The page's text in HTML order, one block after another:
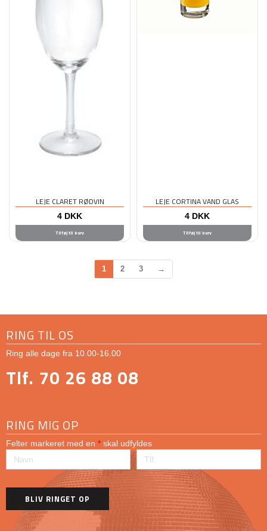
LEJE CLARET RØDVIN
4 DKK
Tilføj til kurv
LEJE CORTINA VAND GLAS
4 DKK
Tilføj til kurv
1 2 3 →
RING TIL OS
Ring alle dage fra 10.00-16.00
Tlf. 70 26 88 08
RING MIG OP
Felter markeret med en * skal udfyldes